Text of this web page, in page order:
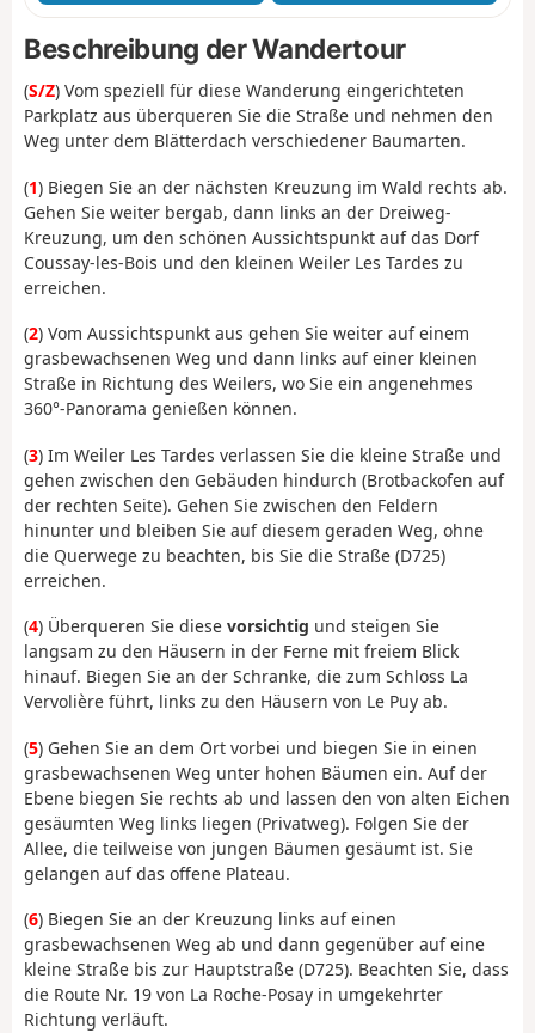
Beschreibung der Wandertour
(S/Z) Vom speziell für diese Wanderung eingerichteten
Parkplatz aus überqueren Sie die Straße und nehmen den
Weg unter dem Blätterdach verschiedener Baumarten.
(1) Biegen Sie an der nächsten Kreuzung im Wald rechts ab.
Gehen Sie weiter bergab, dann links an der Dreiweg-
Kreuzung, um den schönen Aussichtspunkt auf das Dorf
Coussay-les-Bois und den kleinen Weiler Les Tardes zu
erreichen.
(2) Vom Aussichtspunkt aus gehen Sie weiter auf einem
grasbewachsenen Weg und dann links auf einer kleinen
Straße in Richtung des Weilers, wo Sie ein angenehmes
360°-Panorama genießen können.
(3) Im Weiler Les Tardes verlassen Sie die kleine Straße und
gehen zwischen den Gebäuden hindurch (Brotbackofen auf
der rechten Seite). Gehen Sie zwischen den Feldern
hinunter und bleiben Sie auf diesem geraden Weg, ohne
die Querwege zu beachten, bis Sie die Straße (D725)
erreichen.
(4) Überqueren Sie diese vorsichtig und steigen Sie
langsam zu den Häusern in der Ferne mit freiem Blick
hinauf. Biegen Sie an der Schranke, die zum Schloss La
Vervolière führt, links zu den Häusern von Le Puy ab.
(5) Gehen Sie an dem Ort vorbei und biegen Sie in einen
grasbewachsenen Weg unter hohen Bäumen ein. Auf der
Ebene biegen Sie rechts ab und lassen den von alten Eichen
gesäumten Weg links liegen (Privatweg). Folgen Sie der
Allee, die teilweise von jungen Bäumen gesäumt ist. Sie
gelangen auf das offene Plateau.
(6) Biegen Sie an der Kreuzung links auf einen
grasbewachsenen Weg ab und dann gegenüber auf eine
kleine Straße bis zur Hauptstraße (D725). Beachten Sie, dass
die Route Nr. 19 von La Roche-Posay in umgekehrter
Richtung verläuft.